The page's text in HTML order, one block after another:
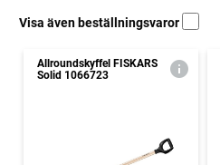
Visa även beställningsvaror
Allroundskyffel FISKARS
Solid 1066723